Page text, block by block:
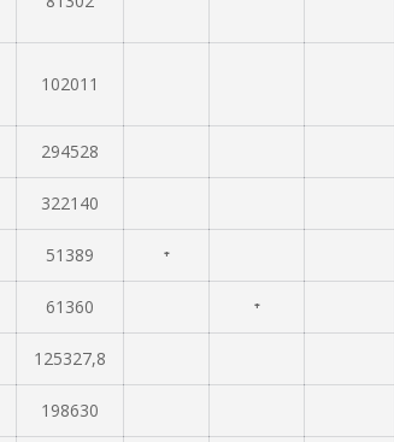
102011
294528
322140
51389 ⁺
61360 ⁺
125327,8
198630